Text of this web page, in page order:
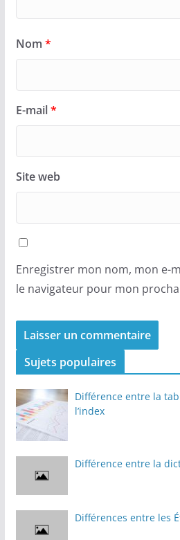
Nom *
E-mail*
Site web
Enregistrer mon nom, mon e-
le navigateur pour mon
Sujets populaires
Différence entre la
l’index
Différence entre la
Différences entre les